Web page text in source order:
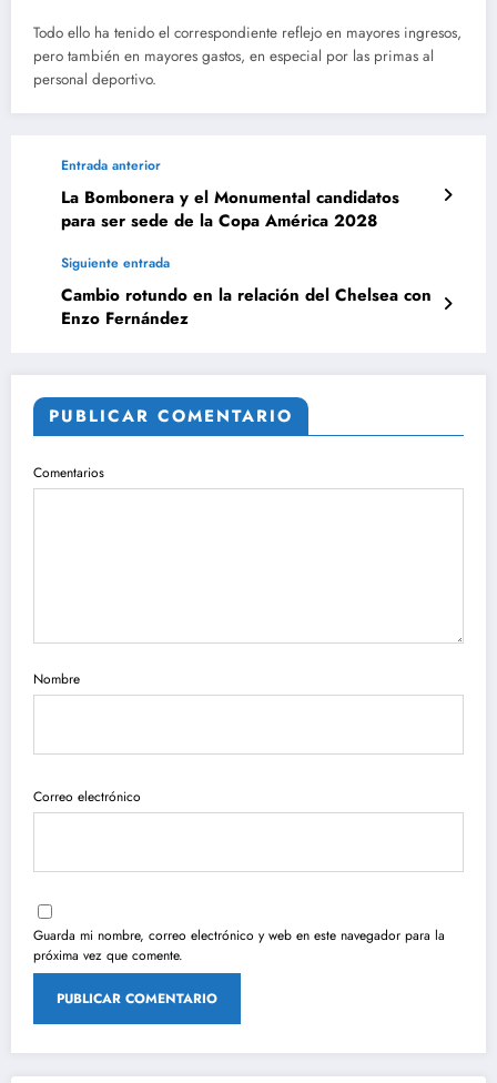
Todo ello ha tenido el correspondiente reflejo en mayores ingresos,
pero también en mayores gastos, en especial por las primas al
personal deportivo.
Entrada anterior
La Bombonera y el Monumental candidatos
para ser sede de la Copa América 2028
Siguiente entrada
Cambio rotundo en la relación del Chelsea con
Enzo Fernández
PUBLICAR COMENTARIO
Comentarios
Nombre
Correo electrónico
Guarda mi nombre, correo electrónico y web en este navegador para la
próxima vez que comente.